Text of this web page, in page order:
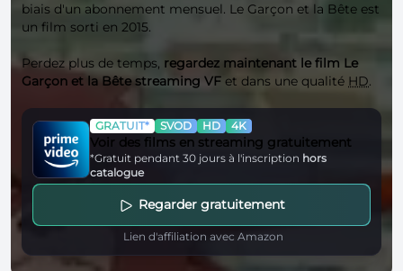
biais d'un abonnement mensuel. Le Garçon et la Bête est
un film sorti en 2015.
Perdez plus de temps, regardez maintenant le film Le
Garçon et la Bête streaming VF et dans une qualité HD.
GRATUIT* SVOD HD 4K
Voir des films en streaming gratuitement
*Gratuit pendant 30 jours à l'inscription hors
catalogue
Regarder gratuitement
Lien d'affiliation avec Amazon